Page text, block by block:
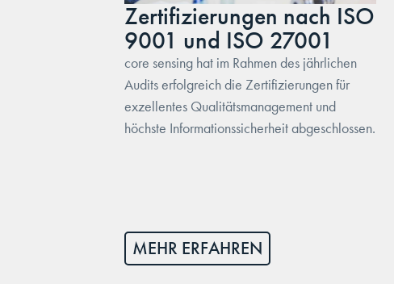
Zertifizierungen nach ISO
9001 und ISO 27001
core sensing hat im Rahmen des jährlichen
Audits erfolgreich die Zertifizierungen für
exzellentes Qualitätsmanagement und
höchste Informationssicherheit abgeschlossen.
MEHR ERFAHREN